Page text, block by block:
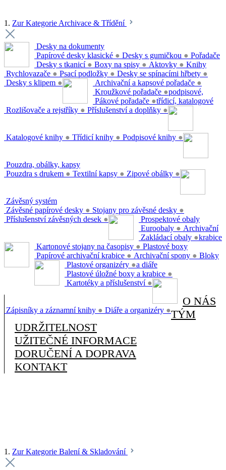
1. Zur Kategorie Archivace & Třídění
Desky na dokumenty
Papírové desky klasické ● Desky s gumičkou ●
Desky s tkanicí ● Boxy na spisy ● Aktovky ●
Rychlovazače ● Psací podložky ● Desky se spínacími hřbety ●
Desky s klipem ●
Pořadače
Archivační a kapsové pořadače ●
Kroužkové pořadače ●
Pákové pořadače ●
Rozlišovače a rejstříky ● Příslušenství a doplňky ●
Knihy
podpisové,
třídicí, katalogové
Katalogové knihy ● Třídicí knihy ● Podpisové knihy ●
Pouzdra, obálky, kapsy
Pouzdra s drukem ● Textilní kapsy ● Zipové obálky ●
Závěsný systém
Závěsné papírové desky ● Stojany pro závěsné desky ●
Příslušenství závěsných desek ●
Prospektové obaly
Euroobaly ●
Zakládací obaly ●
Archivační
krabice
Kartonové stojany na časopisy ●
Papírové archivační krabice ● Archivační spony ●
Plastové boxy
Plastové organizéry ●
Plastové úložné boxy a krabice ●
Kartotéky a příslušenství ●
Bloky
a diáře
Zápisníky a záznamní knihy ● Diáře a organizéry ●
O NÁS
TÝM
UDRŽITELNOST
UŽITEČNÉ INFORMACE
DORUČENÍ A DOPRAVA
KONTAKT
1. Zur Kategorie Balení & Skladování